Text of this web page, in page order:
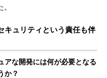
キュリティという責任も伴
な開発には何が必要となる
か？